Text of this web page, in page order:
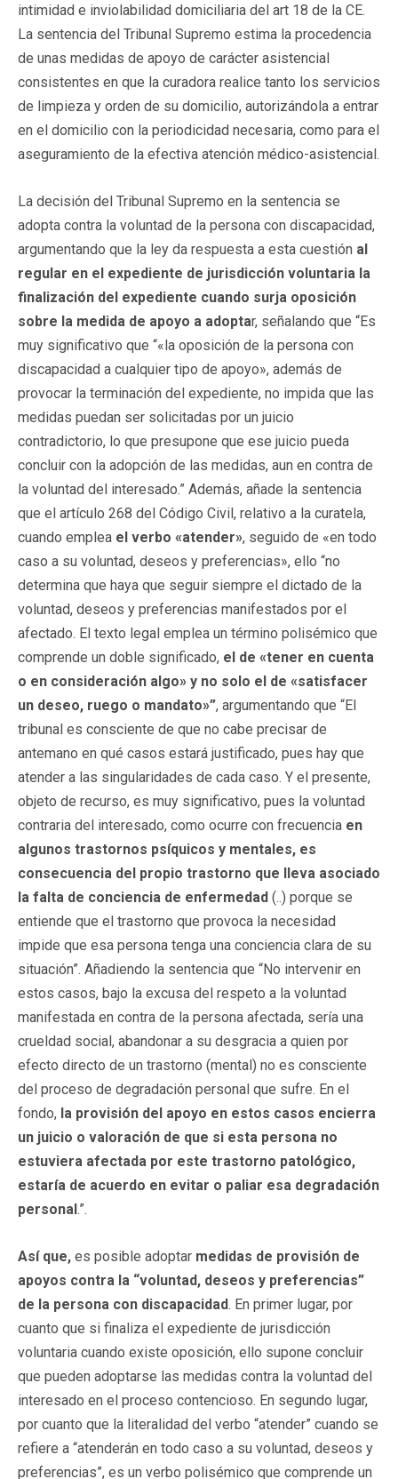
intimidad e inviolabilidad domiciliaria del art 18 de la CE.
La sentencia del Tribunal Supremo estima la procedencia
de unas medidas de apoyo de carácter asistencial
consistentes en que la curadora realice tanto los servicios
de limpieza y orden de su domicilio, autorizándola a entrar
en el domicilio con la periodicidad necesaria, como para el
aseguramiento de la efectiva atención médico-asistencial.
La decisión del Tribunal Supremo en la sentencia se
adopta contra la voluntad de la persona con discapacidad,
argumentando que la ley da respuesta a esta cuestión al
regular en el expediente de jurisdicción voluntaria la
finalización del expediente cuando surja oposición
sobre la medida de apoyo a adoptar, señalando que “Es
muy significativo que “«la oposición de la persona con
discapacidad a cualquier tipo de apoyo», además de
provocar la terminación del expediente, no impida que las
medidas puedan ser solicitadas por un juicio
contradictorio, lo que presupone que ese juicio pueda
concluir con la adopción de las medidas, aun en contra de
la voluntad del interesado.” Además, añade la sentencia
que el artículo 268 del Código Civil, relativo a la curatela,
cuando emplea el verbo «atender», seguido de «en todo
caso a su voluntad, deseos y preferencias», ello “no
determina que haya que seguir siempre el dictado de la
voluntad, deseos y preferencias manifestados por el
afectado. El texto legal emplea un término polisémico que
comprende un doble significado, el de «tener en cuenta
o en consideración algo» y no solo el de «satisfacer
un deseo, ruego o mandato»”, argumentando que “El
tribunal es consciente de que no cabe precisar de
antemano en qué casos estará justificado, pues hay que
atender a las singularidades de cada caso. Y el presente,
objeto de recurso, es muy significativo, pues la voluntad
contraria del interesado, como ocurre con frecuencia en
algunos trastornos psíquicos y mentales, es
consecuencia del propio trastorno que lleva asociado
la falta de conciencia de enfermedad (..) porque se
entiende que el trastorno que provoca la necesidad
impide que esa persona tenga una conciencia clara de su
situación”. Añadiendo la sentencia que “No intervenir en
estos casos, bajo la excusa del respeto a la voluntad
manifestada en contra de la persona afectada, sería una
crueldad social, abandonar a su desgracia a quien por
efecto directo de un trastorno (mental) no es consciente
del proceso de degradación personal que sufre. En el
fondo, la provisión del apoyo en estos casos encierra
un juicio o valoración de que si esta persona no
estuviera afectada por este trastorno patológico,
estaría de acuerdo en evitar o paliar esa degradación
personal.”.
Así que, es posible adoptar medidas de provisión de
apoyos contra la “voluntad, deseos y preferencias”
de la persona con discapacidad. En primer lugar, por
cuanto que si finaliza el expediente de jurisdicción
voluntaria cuando existe oposición, ello supone concluir
que pueden adoptarse las medidas contra la voluntad del
interesado en el proceso contencioso. En segundo lugar,
por cuanto que la literalidad del verbo “atender” cuando se
refiere a “atenderán en todo caso a su voluntad, deseos y
preferencias”, es un verbo polisémico que comprende un